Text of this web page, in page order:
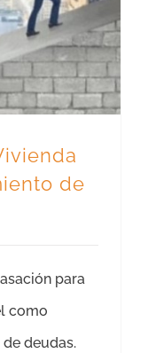
de
para
como
deudas.